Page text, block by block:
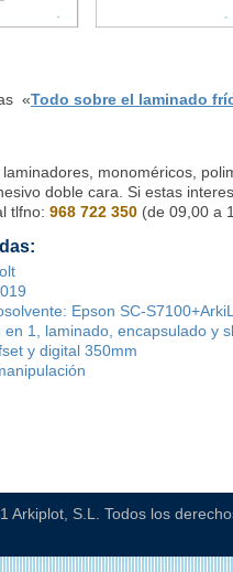
«Todo sobre el laminado
monoméricos,
doble cara. Si estas
tlfno: 968 722 350 (de 09,00 a
Epson SC-
1, laminado, encapsulado y
y digital 350mm
Arkiplot, S.L. Todos los